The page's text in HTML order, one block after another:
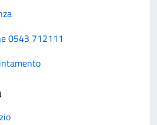
0543 712111